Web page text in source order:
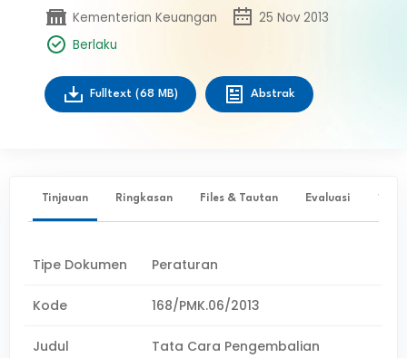
Kementerian Keuangan
25 Nov 2013
Berlaku
Fulltext (68 MB) Abstrak
Tinjauan Ringkasan Files & Tautan Evaluasi ✨
Tipe Dokumen Peraturan
Kode 168/PMK.06/2013
Judul
Tata Cara Pengembalian